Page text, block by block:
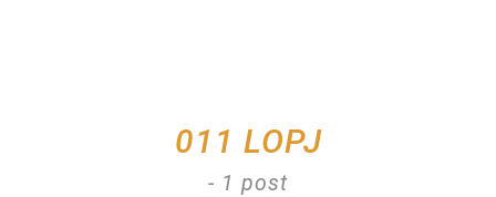
011 LOPJ
- 1 post